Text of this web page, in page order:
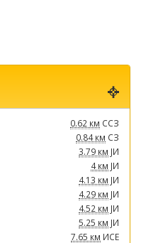
0.62 км ССЗ
0.84 км СЗ
3.79 км ЈИ
4 км ЈИ
4.13 км ЈИ
4.29 км ЈИ
4.52 км ЈИ
5.25 км ЈИ
7.65 км ИСЕ